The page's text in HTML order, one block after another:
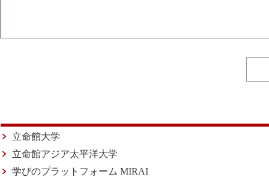
立命館大学
立命館アジア太平洋大学
学びのプラットフォーム MIRAI